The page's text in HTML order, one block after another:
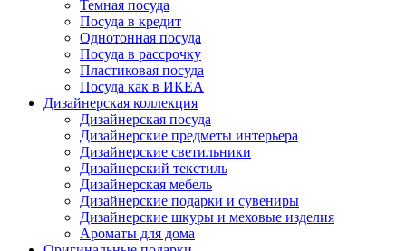
Темная посуда
Посуда в кредит
Однотонная посуда
Посуда в рассрочку
Пластиковая посуда
Посуда как в ИКЕА
Дизайнерская коллекция
Дизайнерская посуда
Дизайнерские предметы интерьера
Дизайнерские светильники
Дизайнерский текстиль
Дизайнерская мебель
Дизайнерские подарки и сувениры
Дизайнерские шкуры и меховые изделия
Ароматы для дома